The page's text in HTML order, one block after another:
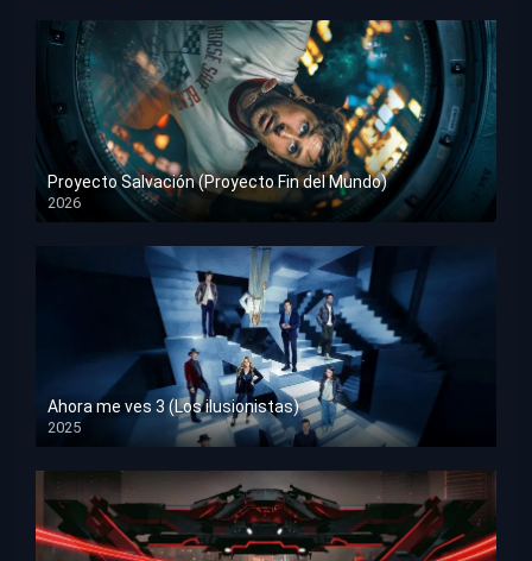
Proyecto Salvación (Proyecto Fin del Mundo)
2026
HD 1080p
Ahora me ves 3 (Los ilusionistas)
2025
HD 1080p